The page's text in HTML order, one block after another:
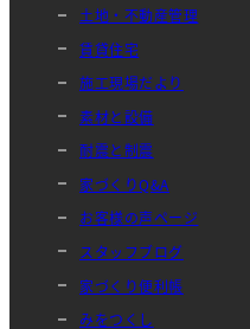
土地・不動産管理
賃貸住宅
施工現場だより
素材と設備
耐震と制震
家づくりQ&A
お客様の声ページ
スタッフブログ
家づくり便利帳
みをつくし